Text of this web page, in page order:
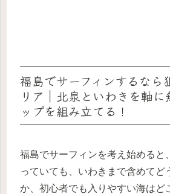
福島でサーフィンするなら
リア｜北泉といわきを軸に
ップを組み立てる！
福島でサーフィンを考え始めると
っていても、いわきまで含めてど
か、初心者でも入りやすい海はど